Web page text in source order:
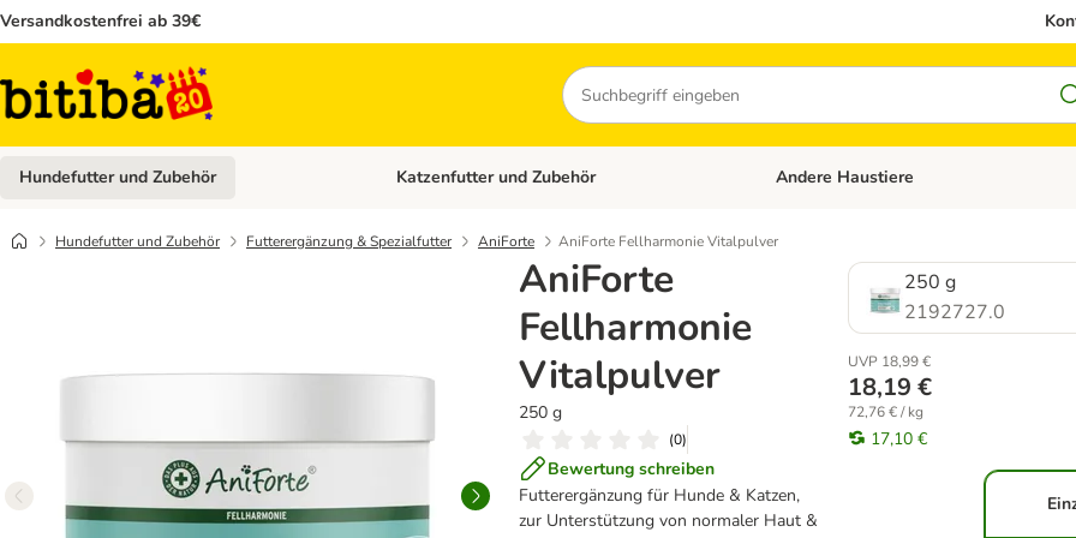
Versandkostenfrei ab 39€
Suchen
Hundefutter und Zubehör Kategorie-Menü öffnen: Hundefutter und Zubehör
Katzenfutter und Zubehör Kategorie-Menü öffnen: Katzenfutter und
Andere Haustiere
Hundefutter und Zubehör Futterergänzung & Spezialfutter AniForte AniForte Fellharmonie Vitalpulver
AniForte
Fellharmonie
Vitalpulver
250 g
(0)
Bewertung schreiben
Futterergänzung für Hunde & Katzen,
zur Unterstützung von normaler Haut &
250 g
2192727.0
UVP 18,99 €
18,19 €
72,76 € / kg
17,10 €